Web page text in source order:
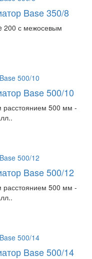
Base 350/8
200 с межосевым
Base 500/10
500 мм -
Base 500/12
500 мм -
Base 500/14